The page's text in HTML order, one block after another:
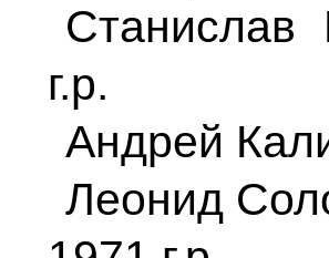
г.р.
Андрей
Леонид